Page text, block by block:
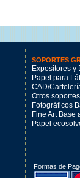
SOPORTES
Expositores y
Papel para
CAD/
Otros soportes
Fotográficos
Fine Art Base
Papel
Formas de